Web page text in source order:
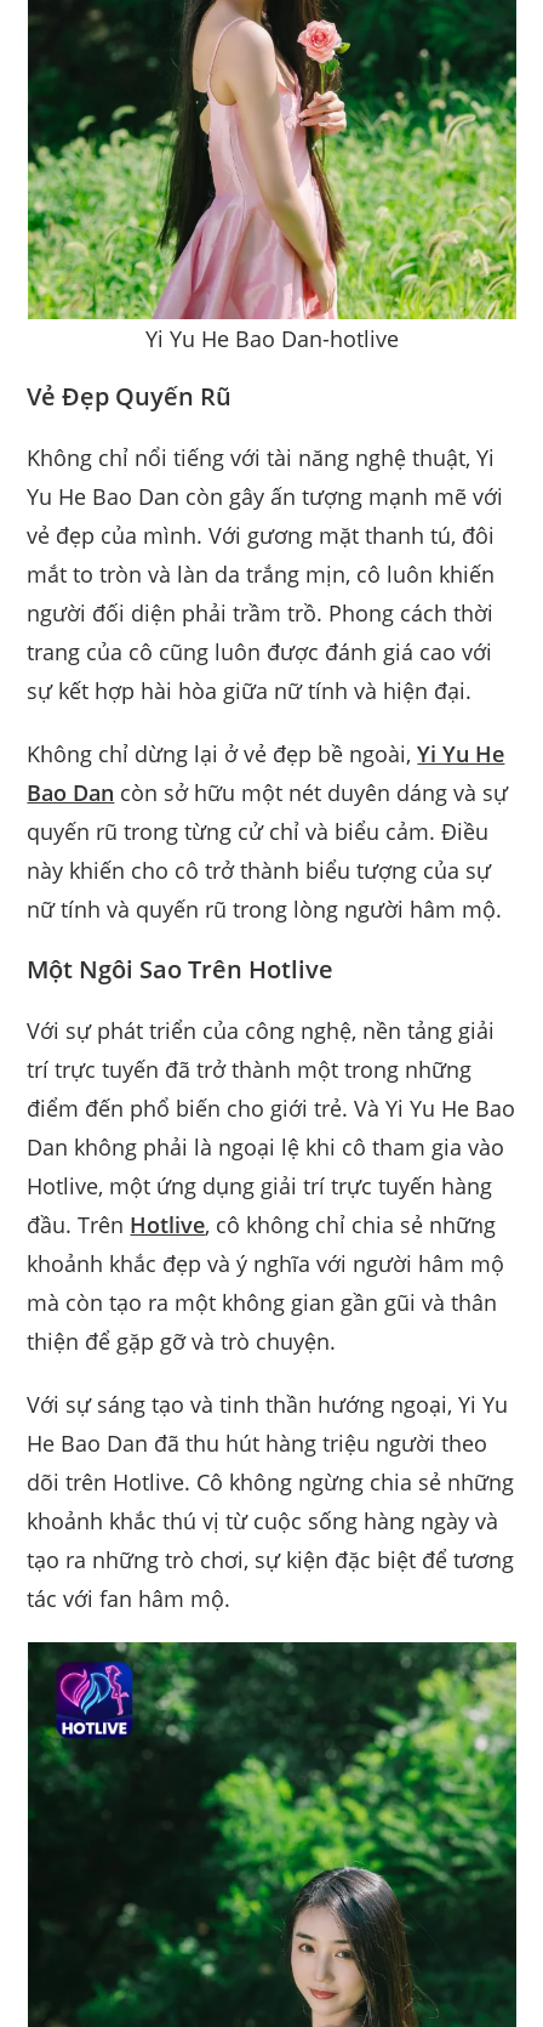
Yi Yu He Bao Dan-hotlive
Vẻ Đẹp Quyến Rũ
Không chỉ nổi tiếng với tài năng nghệ thuật, Yi
Yu He Bao Dan còn gây ấn tượng mạnh mẽ với
vẻ đẹp của mình. Với gương mặt thanh tú, đôi
mắt to tròn và làn da trắng mịn, cô luôn khiến
người đối diện phải trầm trồ. Phong cách thời
trang của cô cũng luôn được đánh giá cao với
sự kết hợp hài hòa giữa nữ tính và hiện đại.
Không chỉ dừng lại ở vẻ đẹp bề ngoài,Yi Yu He
Bao Dan còn sở hữu một nét duyên dáng và sự
quyến rũ trong từng cử chỉ và biểu cảm. Điều
này khiến cho cô trở thành biểu tượng của sự
nữ tính và quyến rũ trong lòng người hâm mộ.
Một Ngôi Sao Trên Hotlive
Với sự phát triển của công nghệ, nền tảng giải
trí trực tuyến đã trở thành một trong những
điểm đến phổ biến cho giới trẻ. Và Yi Yu He Bao
Dan không phải là ngoại lệ khi cô tham gia vào
Hotlive, một ứng dụng giải trí trực tuyến hàng
đầu. Trên Hotlive, cô không chỉ chia sẻ những
khoảnh khắc đẹp và ý nghĩa với người hâm mộ
mà còn tạo ra một không gian gần gũi và thân
thiện để gặp gỡ và trò chuyện.
Với sự sáng tạo và tinh thần hướng ngoại, Yi Yu
He Bao Dan đã thu hút hàng triệu người theo
dõi trên Hotlive. Cô không ngừng chia sẻ những
khoảnh khắc thú vị từ cuộc sống hàng ngày và
tạo ra những trò chơi, sự kiện đặc biệt để tương
tác với fan hâm mộ.